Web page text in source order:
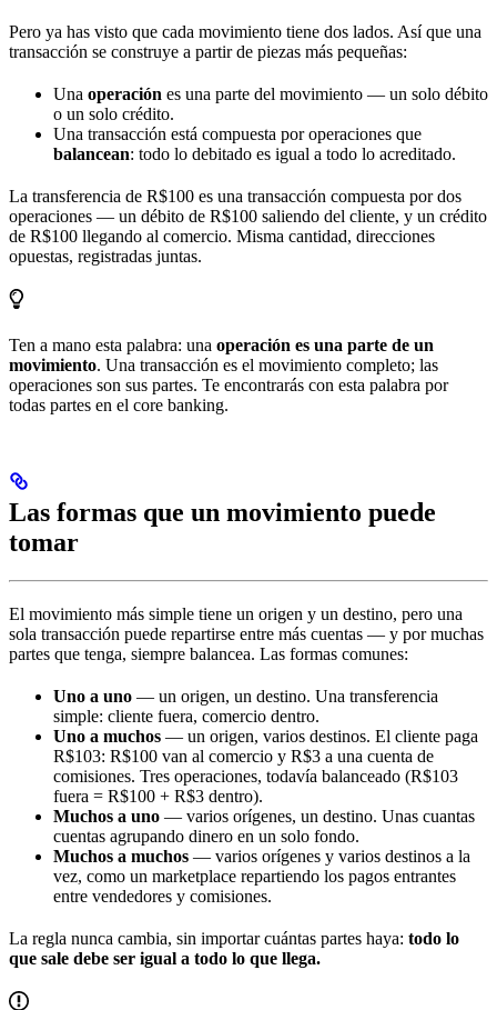
Pero ya has visto que cada movimiento tiene dos lados. Así que una
transacción se construye a partir de piezas más pequeñas:
Una operación es una parte del movimiento — un solo débito
o un solo crédito.
Una transacción está compuesta por operaciones que
balancean: todo lo debitado es igual a todo lo acreditado.
La transferencia de R$100 es una transacción compuesta por dos
operaciones — un débito de R$100 saliendo del cliente, y un crédito
de R$100 llegando al comercio. Misma cantidad, direcciones
opuestas, registradas juntas.
Ten a mano esta palabra: una operación es una parte de un
movimiento. Una transacción es el movimiento completo; las
operaciones son sus partes. Te encontrarás con esta palabra por
todas partes en el core banking.
Las formas que un movimiento puede
tomar
El movimiento más simple tiene un origen y un destino, pero una
sola transacción puede repartirse entre más cuentas — y por muchas
partes que tenga, siempre balancea. Las formas comunes:
Uno a uno — un origen, un destino. Una transferencia
simple: cliente fuera, comercio dentro.
Uno a muchos — un origen, varios destinos. El cliente paga
R$103: R$100 van al comercio y R$3 a una cuenta de
comisiones. Tres operaciones, todavía balanceado (R$103
fuera = R$100 + R$3 dentro).
Muchos a uno — varios orígenes, un destino. Unas cuantas
cuentas agrupando dinero en un solo fondo.
Muchos a muchos — varios orígenes y varios destinos a la
vez, como un marketplace repartiendo los pagos entrantes
entre vendedores y comisiones.
La regla nunca cambia, sin importar cuántas partes haya: todo lo
que sale debe ser igual a todo lo que llega.